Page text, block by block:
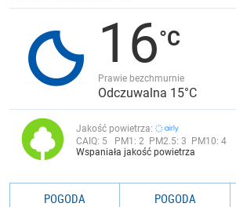
JAKOŚĆ POWIETRZA16
Prawie bezchmurnie
Odczuwalna 15°C
Jakość powietrza:
CAIQ: 5 PM1: 2 PM2.5: 3 PM10: 4
Wspaniała jakość powietrza
POGODA
POGODA